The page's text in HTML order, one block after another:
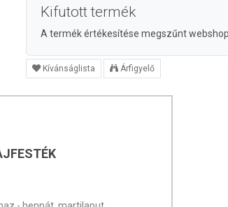
Kifutott termék
A termék értékesítése megszűnt
Kívánságlista Árfigyelő